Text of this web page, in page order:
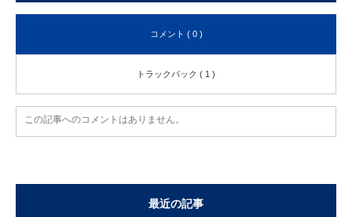
コメント ( 0 )
トラックバック ( 1 )
この記事へのコメントはありません。
最近の記事